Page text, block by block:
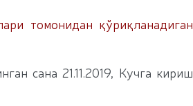
томонидан қўриқланадиган
сана 21.11.2019, Кучга кириш